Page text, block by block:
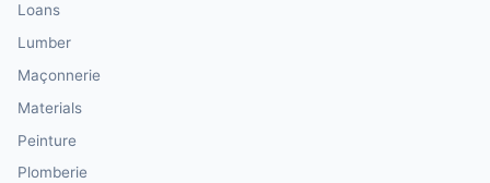
Loans
Lumber
Maçonnerie
Materials
Peinture
Plomberie